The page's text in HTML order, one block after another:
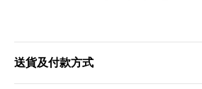
送貨及付款方式